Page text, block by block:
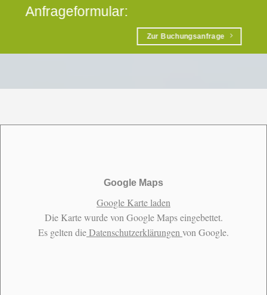
Anfrageformular:
Zur Buchungsanfrage
Google Maps
Google Karte laden
Die Karte wurde von Google Maps eingebettet.
Es gelten dieDatenschutzerklärungen von Google.